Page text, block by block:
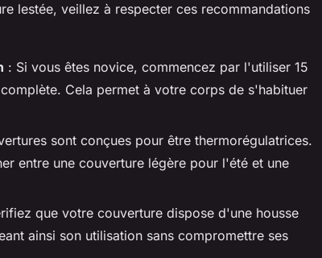
lestée, veillez à respecter ces recommandations
: Si vous êtes novice, commencez par l'utiliser 15
Cela permet à votre corps de s'habituer
sont conçues pour être thermorégulatrices.
entre une couverture légère pour l'été et une
que votre couverture dispose d'une housse
ainsi son utilisation sans compromettre ses